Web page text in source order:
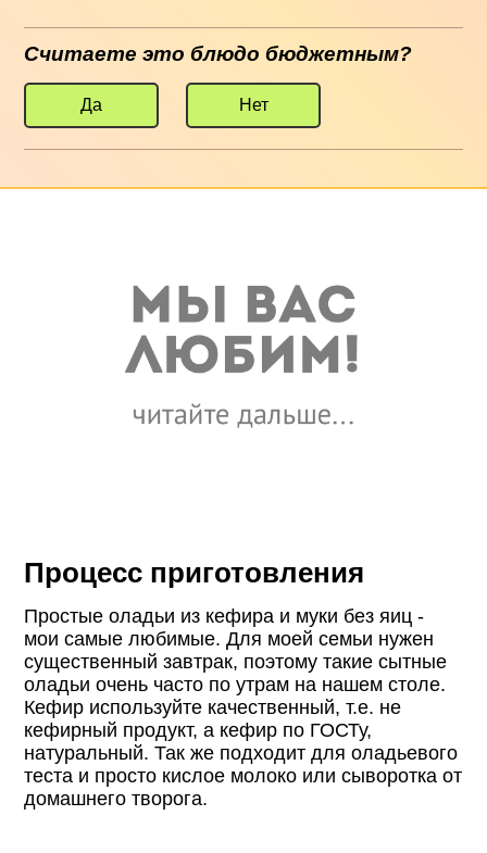
Считаете это блюдо бюджетным?
Да Нет
Процесс приготовления
Простые оладьи из кефира и муки без яиц -
мои самые любимые. Для моей семьи нужен
существенный завтрак, поэтому такие сытные
оладьи очень часто по утрам на нашем столе.
Кефир используйте качественный, т.е. не
кефирный продукт, а кефир по ГОСТу,
натуральный. Так же подходит для оладьевого
теста и просто кислое молоко или сыворотка от
домашнего творога.